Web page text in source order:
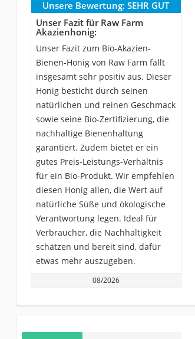
Unsere Bewertung: SEHR GUT
Unser Fazit für Raw Farm
Akazienhonig:
Unser Fazit zum Bio-Akazien-
Bienen-Honig von Raw Farm fällt
insgesamt sehr positiv aus. Dieser
Honig besticht durch seinen
natürlichen und reinen Geschmack
sowie seine Bio-Zertifizierung, die
nachhaltige Bienenhaltung
garantiert. Zudem bietet er ein
gutes Preis-Leistungs-Verhältnis
für ein Bio-Produkt. Wir empfehlen
diesen Honig allen, die Wert auf
natürliche Süße und ökologische
Verantwortung legen. Ideal für
Verbraucher, die Nachhaltigkeit
schätzen und bereit sind, dafür
etwas mehr auszugeben.
08/2026